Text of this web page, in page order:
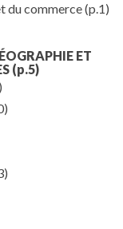
du commerce(p.1)
ET
(p.5)